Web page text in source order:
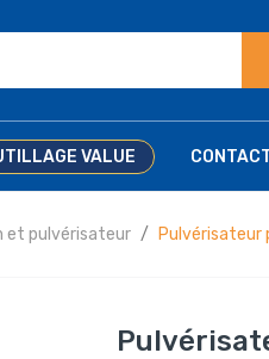
VALUE
et pulvérisateur Pulvérisateur